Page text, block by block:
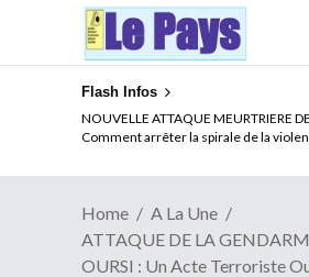
Flash Infos
NOUVELLE ATTAQUE MEURTRIERE
Comment arrêter la spirale de la
LA CITE SANS VERTU
Home
A La Une
ATTAQUE DE LA
OURSI : Un Acte Terroriste